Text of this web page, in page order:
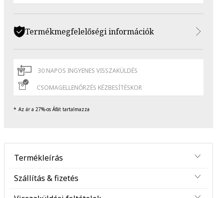
Termékmegfelelőségi információk
30 NAPOS INGYENES VISSZAKÜLDÉS
CSOMAGELLENŐRZÉS KÉZBESÍTÉSKOR
Az ár a 27%-os Áfát tartalmazza
Termékleírás
Szállítás & fizetés